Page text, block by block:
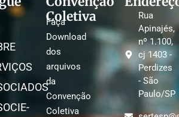
Coletiva
Faça
Download
dos
arquivos
da
Convenção
Coletiva
Rua
Apinajés,
nº 1.100,
cj 1403 -
Perdizes
- São
Paulo/SP